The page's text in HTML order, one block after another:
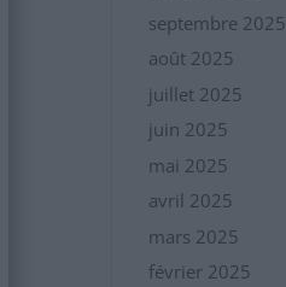
septembre 2025
août 2025
juillet 2025
juin 2025
mai 2025
avril 2025
mars 2025
février 2025